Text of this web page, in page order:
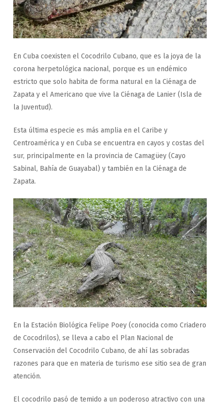
En Cuba coexisten el Cocodrilo Cubano, que es la joya de la
corona herpetológica nacional, porque es un endémico
estricto que solo habita de forma natural en la Ciénaga de
Zapata y el Americano que vive la Ciénaga de Lanier (Isla de
la Juventud).
Esta última especie es más amplia en el Caribe y
Centroamérica y en Cuba se encuentra en cayos y costas del
sur, principalmente en la provincia de Camagüey (Cayo
Sabinal, Bahía de Guayabal) y también en la Ciénaga de
Zapata.
En la Estación Biológica Felipe Poey (conocida como Criadero
de Cocodrilos), se lleva a cabo el Plan Nacional de
Conservación del Cocodrilo Cubano, de ahí las sobradas
razones para que en materia de turismo ese sitio sea de gran
atención.
El cocodrilo pasó de temido a un poderoso atractivo con una